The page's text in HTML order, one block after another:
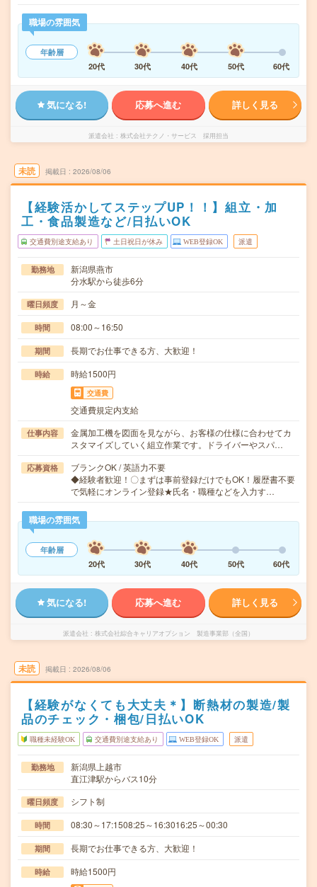
職場の雰囲気
年齢層
20代
30代 40代 50代 60代
気になる! 応募へ進む 詳しく見る
派遣会社 株式会社テクノ・サービス 採用担当
未読 掲載日 2026/08/06
【経験活かしてステップUP！！】組立・加
工・食品製造など/日払いOK
交通費別途支給あり 土日祝日が休み WEB登録OK 派遣
勤務地
新潟県燕市
分水駅から徒歩6分
曜日頻度 月～金
時間 08:00～16:50
期間 長期でお仕事できる方、大歓迎！
時給 時給1500円
交通費
交通費規定内支給
仕事内容
金属加工機を図面を見ながら、お客様の仕様に合わせてカ
スタマイズしていく組立作業です。ドライバーやスパ…
応募資格
ブランクOK / 英語力不要
◆経験者歓迎！〇まずは事前登録だけでもOK！履歴書不要
で気軽にオンライン登録★氏名・職種などを入力す…
職場の雰囲気
年齢層
20代
30代 40代 50代 60代
気になる! 応募へ進む 詳しく見る
派遣会社 株式会社綜合キャリアオプション 製造事業部（全国）
未読 掲載日 2026/08/06
【経験がなくても大丈夫＊】断熱材の製造/製
品のチェック・梱包/日払いOK
職種未経験OK 交通費別途支給あり WEB登録OK 派遣
勤務地
新潟県上越市
直江津駅からバス10分
曜日頻度 シフト制
時間 08:30～17:1508:25～16:3016:25～00:30
期間 長期でお仕事できる方、大歓迎！
時給 時給1500円